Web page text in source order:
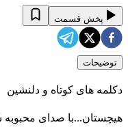
پخش قسمت
توضیحات
دکلمه های کوتاه و دلنشین
هیچستان...با صدای محبوبه